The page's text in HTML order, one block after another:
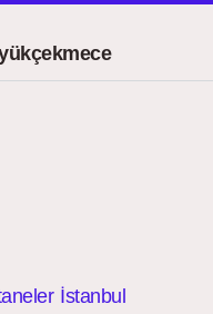
İstanbul